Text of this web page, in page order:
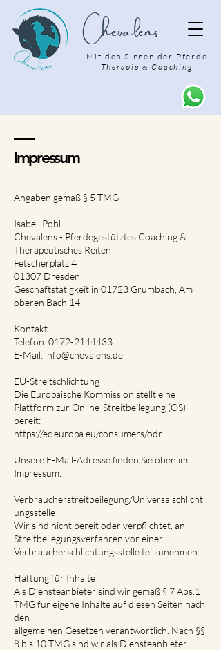
Chevalens
Mit den Sinnen der Pferde
Therapie & Coaching
Impressum
Angaben gemäß § 5 TMG
Isabell Pohl
Chevalens - Pferdegestütztes Coaching &
Therapeutisches Reiten
Fetscherplatz 4
01307 Dresden
Geschäftstätigkeit in 01723 Grumbach, Am
oberen Bach 14
Kontakt
Telefon: 0172-2144433
E-Mail: info@chevalens.de
EU-Streitschlichtung
Die Europäische Kommission stellt eine
Plattform zur Online-Streitbeilegung (OS)
bereit:
https://ec.europa.eu/consumers/odr.
Unsere E-Mail-Adresse finden Sie oben im
Impressum.
Verbraucherstreitbeilegung/Universalschlicht
ungsstelle
Wir sind nicht bereit oder verpflichtet, an
Streitbeilegungsverfahren vor einer
Verbraucherschlichtungsstelle teilzunehmen.
Haftung für Inhalte
Als Diensteanbieter sind wir gemäß § 7 Abs.1
TMG für eigene Inhalte auf diesen Seiten nach
den
allgemeinen Gesetzen verantwortlich. Nach §§
8 bis 10 TMG sind wir als Diensteanbieter